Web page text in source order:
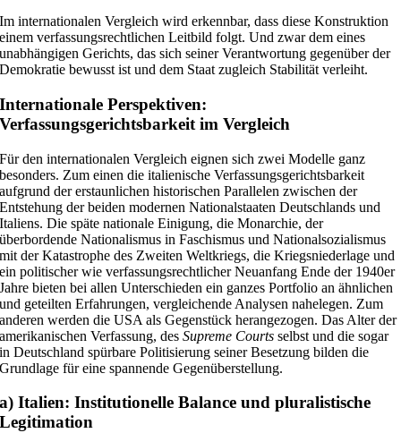
Im internationalen Vergleich wird erkennbar, dass diese Konstruktion
einem verfassungsrechtlichen Leitbild folgt. Und zwar dem eines
unabhängigen Gerichts, das sich seiner Verantwortung gegenüber der
Demokratie bewusst ist und dem Staat zugleich Stabilität verleiht.
Internationale Perspektiven:
Verfassungsgerichtsbarkeit im Vergleich
Für den internationalen Vergleich eignen sich zwei Modelle ganz
besonders. Zum einen die italienische Verfassungsgerichtsbarkeit
aufgrund der erstaunlichen historischen Parallelen zwischen der
Entstehung der beiden modernen Nationalstaaten Deutschlands und
Italiens. Die späte nationale Einigung, die Monarchie, der
überbordende Nationalismus in Faschismus und Nationalsozialismus
mit der Katastrophe des Zweiten Weltkriegs, die Kriegsniederlage und
ein politischer wie verfassungsrechtlicher Neuanfang Ende der 1940er
Jahre bieten bei allen Unterschieden ein ganzes Portfolio an ähnlichen
und geteilten Erfahrungen, vergleichende Analysen nahelegen. Zum
anderen werden die USA als Gegenstück herangezogen. Das Alter der
amerikanischen Verfassung, desSupreme Courts selbst und die sogar
in Deutschland spürbare Politisierung seiner Besetzung bilden die
Grundlage für eine spannende Gegenüberstellung.
a) Italien: Institutionelle Balance und pluralistische
Legitimation